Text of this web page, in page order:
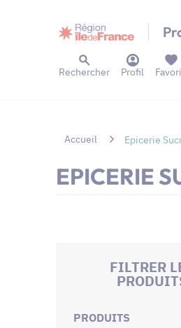
Rechercher Profil
Accueil Epicerie
EPICERIE
FILTRER
PRODUITS